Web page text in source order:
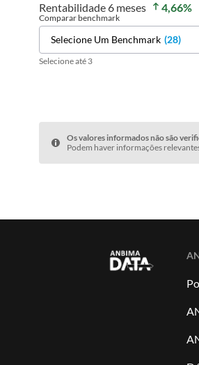
Rentabilidade 6 meses 4,66%
Comparar benchmark
Selecione Um Benchmark (28)
Selecione até 3
Os valores informados não são
Podem haver informações